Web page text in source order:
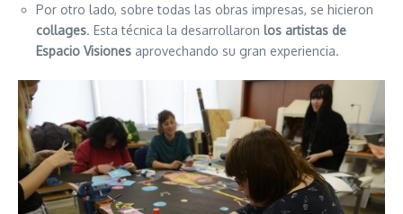
Por otro lado, sobre todas las obras impresas, se hicieron
collages. Esta técnica la desarrollaron los artistas de
Espacio Visiones aprovechando su gran experiencia.